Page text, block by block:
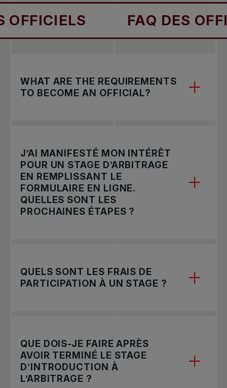
FAQ DES OFFICIELS
WHAT ARE THE REQUIREMENTS
TO BECOME AN OFFICIAL?
In order to become an official, you must:
be at least 16 years old,
have natural or corrected vision of 20-20,
have normal hearing.
J’AI MANIFESTÉ MON INTÉRÊT
POUR UN STAGE D’ARBITRAGE
EN REMPLISSANT LE
FORMULAIRE EN LIGNE.
QUELLES SONT LES
PROCHAINES ÉTAPES ?
l’année en fonction de l’intérêt et des besoins de
certaines provinces et de certains territoires.
QUELS SONT LES FRAIS DE
PARTICIPATION À UN STAGE ?
Les frais varient selon la région, et se situent
généralement entre 25 $ et 60 $.
QUE DOIS-JE FAIRE APRÈS
AVOIR TERMINÉ LE STAGE
D’INTRODUCTION À
L’ARBITRAGE ?